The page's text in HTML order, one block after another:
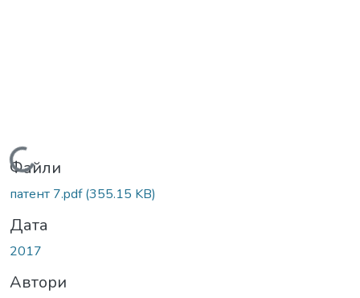
Вантажиться...
Файли
патент 7.pdf(355.15 KB)
Дата
2017
Автори